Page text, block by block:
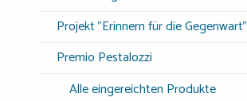
Projekt "Erinnern für die Gegenwart"
Premio Pestalozzi
Alle eingereichten Produkte